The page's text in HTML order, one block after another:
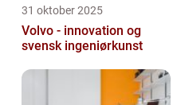
31 oktober 2025
Volvo - innovation og
svensk ingeniørkunst